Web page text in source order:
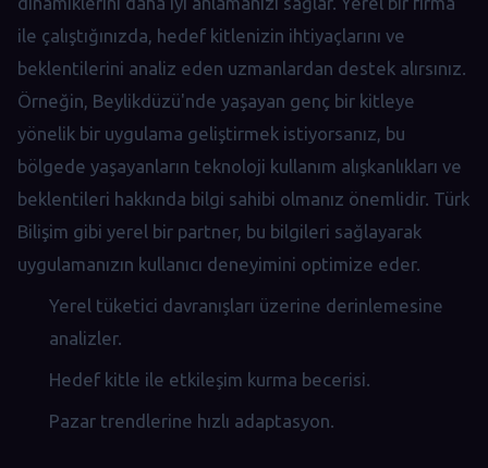
ile çalıştığınızda, hedef kitlenizin ihtiyaçlarını ve
beklentilerini analiz eden uzmanlardan destek alırsınız.
Örneğin, Beylikdüzü'nde yaşayan genç bir kitleye
yönelik bir uygulama geliştirmek istiyorsanız, bu
bölgede yaşayanların teknoloji kullanım alışkanlıkları ve
beklentileri hakkında bilgi sahibi olmanız önemlidir. Türk
Bilişim gibi yerel bir partner, bu bilgileri sağlayarak
uygulamanızın kullanıcı deneyimini optimize eder.
Yerel tüketici davranışları üzerine derinlemesine
analizler.
Hedef kitle ile etkileşim kurma becerisi.
Pazar trendlerine hızlı adaptasyon.